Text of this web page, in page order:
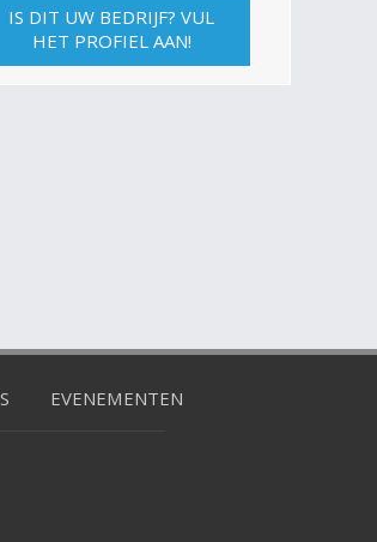
IS DIT UW BEDRIJF? VUL
HET PROFIEL AAN!
EVENEMENTEN